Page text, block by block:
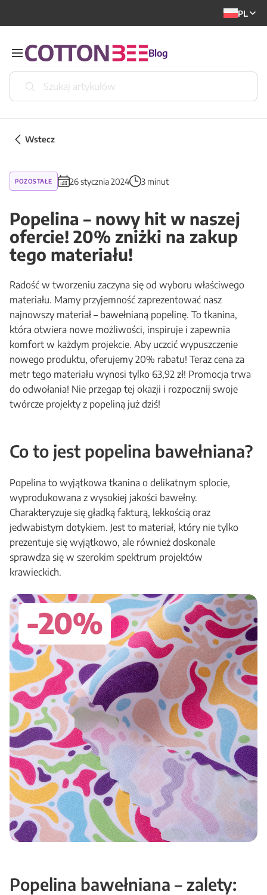
PL
Blog
Wstecz
POZOSTAŁE 26 stycznia 2024 3 minut
Popelina – nowy hit w naszej
ofercie! 20% zniżki na zakup
tego materiału!
Radość w tworzeniu zaczyna się od wyboru właściwego
materiału. Mamy przyjemność zaprezentować nasz
najnowszy materiał – bawełnianą popelinę. To tkanina,
która otwiera nowe możliwości, inspiruje i zapewnia
komfort w każdym projekcie. Aby uczcić wypuszczenie
nowego produktu, oferujemy 20% rabatu! Teraz cena za
metr tego materiału wynosi tylko 63,92 zł! Promocja trwa
do odwołania! Nie przegap tej okazji i rozpocznij swoje
twórcze projekty z popeliną już dziś!
Co to jest popelina bawełniana?
Popelina to wyjątkowa tkanina o delikatnym splocie,
wyprodukowana z wysokiej jakości bawełny.
Charakteryzuje się gładką fakturą, lekkością oraz
jedwabistym dotykiem. Jest to materiał, który nie tylko
prezentuje się wyjątkowo, ale również doskonale
sprawdza się w szerokim spektrum projektów
krawieckich.
Popelina bawełniana – zalety: